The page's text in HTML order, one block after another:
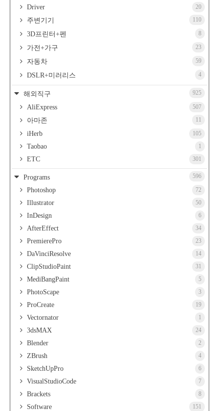
Driver 20
주변기기 110
3D프린터+펜 8
가전+가구 23
자동차 59
DSLR+미러리스 4
해외직구 925
AliExpress 507
아마존 11
iHerb 105
Taobao 1
ETC 301
Programs 596
Photoshop 72
Illustrator 50
InDesign 6
AfterEffect 34
PremierePro 23
DaVinciResolve 14
ClipStudioPaint 31
MediBangPaint 5
PhotoScape 3
ProCreate 19
Vectornator 1
3dsMAX 24
Blender 2
ZBrush 4
SketchUpPro 6
VisualStudioCode 7
Brackets 8
Software 151